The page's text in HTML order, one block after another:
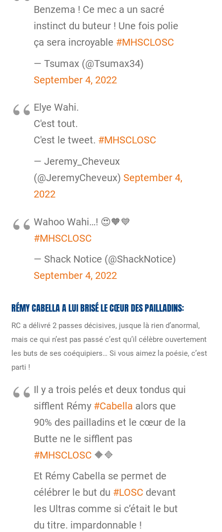
Benzema ! Ce mec a un sacré
instinct du buteur ! Une fois polie
ça sera incroyable #MHSCLOSC
— Tsumax (@Tsumax34)
September 4, 2022
Elye Wahi.
C'est tout.
C'est le tweet. #MHSCLOSC
— Jeremy_Cheveux
(@JeremyCheveux) September 4,
2022
Wahoo Wahi…! 😍🧡💙
#MHSCLOSC
— Shack Notice (@ShackNotice)
September 4, 2022
RÉMY CABELLA A LUI BRISÉ LE CŒUR DES PAILLADINS:
RC a délivré 2 passes décisives, jusque là rien d’anormal,
mais ce qui n’est pas passé c’est qu’il célèbre ouvertement
les buts de ses coéquipiers… Si vous aimez la poésie, c’est
parti !
Il y a trois pelés et deux tondus qui
sifflent Rémy #Cabella alors que
90% des pailladins et le cœur de la
Butte ne le sifflent pas
#MHSCLOSC 🔶🔷
Et Rémy Cabella se permet de
célébrer le but du #LOSC devant
les Ultras comme si c’était le but
du titre. impardonnable !